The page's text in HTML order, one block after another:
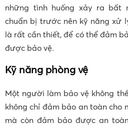
những tình huống xảy ra bất
chuẩn bị trước nên kỹ năng xử
là rất cần thiết, để có thể đảm
được bảo vệ.
Kỹ năng phòng vệ
Một người làm bảo vệ không
không chỉ đảm bảo an toàn cho
mà còn đảm bảo được an